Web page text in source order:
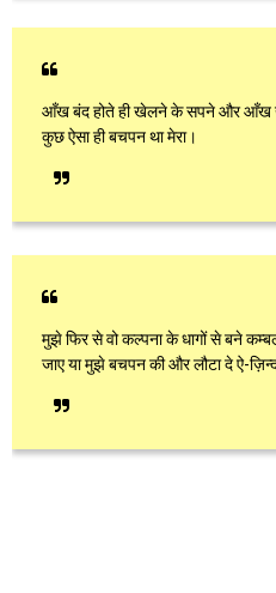
आँख बंद होते ही खेलने के सपने और आँख
कुछ ऐसा ही बचपन था मेरा।
मुझे फिर से वो कल्पना के धागों से बने
जाए या मुझे बचपन की और लौटा दे ऐ-